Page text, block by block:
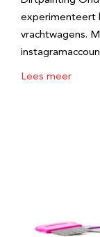
experimenteert
vrachtwagens.
Lees meer